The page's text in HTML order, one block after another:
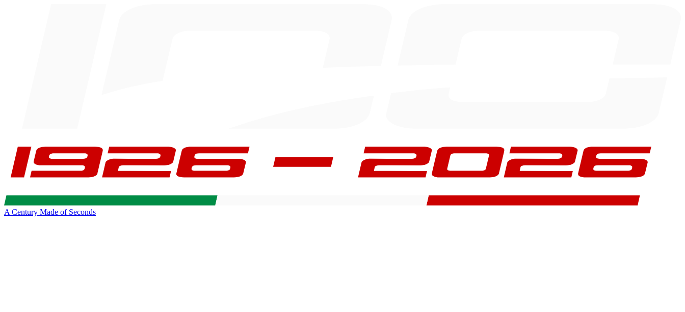
A Century Made of Seconds